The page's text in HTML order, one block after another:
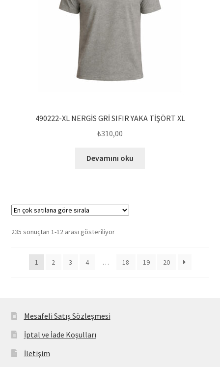
490222-XL NERGİS GRİ SIFIR YAKA TİŞÖRT XL
₺310,00
Devamını oku
235 sonuçtan 1-12 arası gösteriliyorPopülerliğe
1
2 3 4 … 18 19 20
Mesafeli Satış Sözleşmesi
İptal ve İade Koşulları
İletişim